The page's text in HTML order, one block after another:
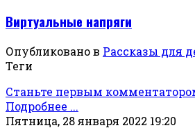
Виртуальные напряги
Опубликовано в Рассказы для
Теги
Станьте первым
Подробнее ...
Пятница, 28 января 2022 19:20